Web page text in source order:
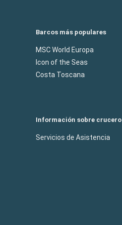
Barcos más populares
MSC World Europa
Icon of the Seas
Costa Toscana
Información sobre crucero
Servicios de Asistencia